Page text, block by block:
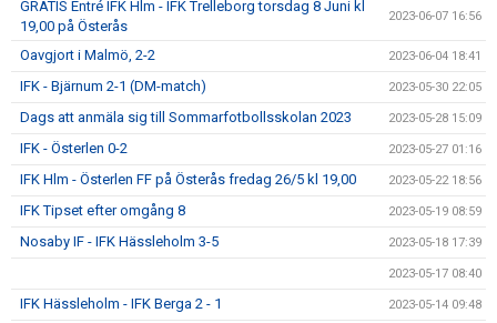
GRATIS Entré IFK Hlm - IFK Trelleborg torsdag 8 Juni kl
19,00 på Österås
2023-06-07 16:56
Oavgjort i Malmö, 2-2 2023-06-04 18:41
IFK - Bjärnum 2-1 (DM-match) 2023-05-30 22:05
Dags att anmäla sig till Sommarfotbollsskolan 2023 2023-05-28 15:09
IFK - Österlen 0-2 2023-05-27 01:16
IFK Hlm - Österlen FF på Österås fredag 26/5 kl 19,00 2023-05-22 18:56
IFK Tipset efter omgång 8 2023-05-19 08:59
Nosaby IF - IFK Hässleholm 3-5 2023-05-18 17:39
2023-05-17 08:40
IFK Hässleholm - IFK Berga 2 - 1 2023-05-14 09:48